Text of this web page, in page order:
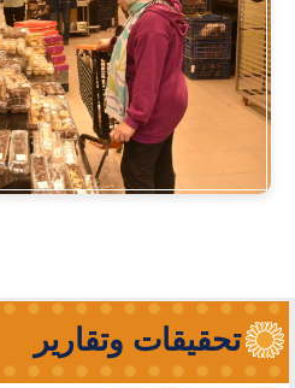
تحقيقات وتقارير